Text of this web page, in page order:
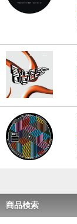
商品検索